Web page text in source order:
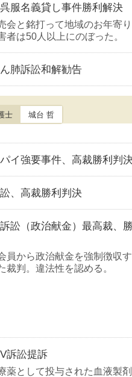
服名義貸し事件勝利解決
会と銘打って地域のお年寄
者は50人以上にのぼった。
肺訴訟和解勧告
士 城台 哲
イ強要事件、高裁勝利判
、高裁勝利判決
訟（政治献金）最高裁、
員から政治献金を強制徴収
裁判。違法性を認める。
訴訟提訴
薬として投与された血液製